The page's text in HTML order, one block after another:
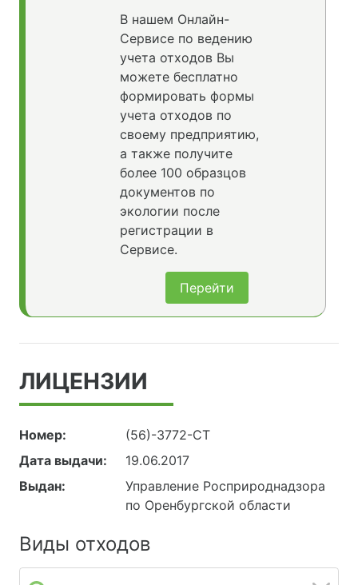
В нашем Онлайн-
Сервисе по ведению
учета отходов Вы
можете бесплатно
формировать формы
учета отходов по
своему предприятию,
а также получите
более 100 образцов
документов по
экологии после
регистрации в
Сервисе.
Перейти
ЛИЦЕНЗИИ
Номер:
(56)-3772-СТ
Дата выдачи:
19.06.2017
Выдан:
Управление Росприроднадзора
по Оренбургской области
Виды отходов